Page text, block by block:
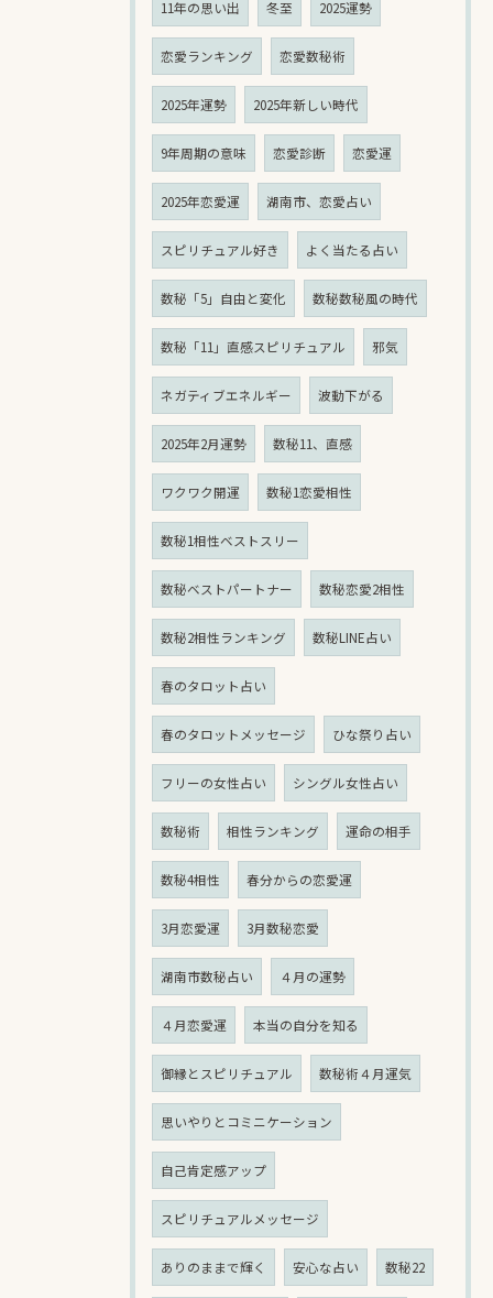
11年の思い出 冬至 2025運勢
恋愛ランキング 恋愛数秘術
2025年運勢 2025年新しい時代
9年周期の意味 恋愛診断 恋愛運
2025年恋愛運 湖南市、恋愛占い
スピリチュアル好き よく当たる占い
数秘「5」自由と変化 数秘数秘風の時代
数秘「11」直感スピリチュアル 邪気
ネガティブエネルギー 波動下がる
2025年2月運勢 数秘11、直感
ワクワク開運 数秘1恋愛相性
数秘1相性ベストスリー
数秘ベストパートナー 数秘恋愛2相性
数秘2相性ランキング 数秘LINE占い
春のタロット占い
春のタロットメッセージ ひな祭り占い
フリーの女性占い シングル女性占い
数秘術 相性ランキング 運命の相手
数秘4相性 春分からの恋愛運
3月恋愛運 3月数秘恋愛
湖南市数秘占い ４月の運勢
４月恋愛運 本当の自分を知る
御縁とスピリチュアル 数秘術４月運気
思いやりとコミニケーション
自己肯定感アップ
スピリチュアルメッセージ
ありのままで輝く 安心な占い 数秘22